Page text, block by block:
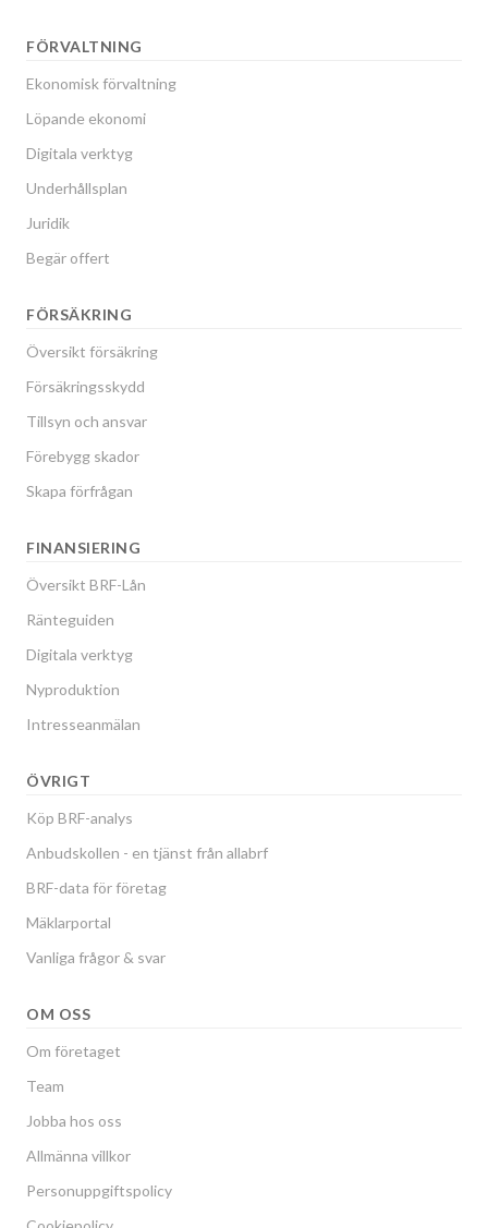
FÖRVALTNING
Ekonomisk förvaltning
Löpande ekonomi
Digitala verktyg
Underhållsplan
Juridik
Begär offert
FÖRSÄKRING
Översikt försäkring
Försäkringsskydd
Tillsyn och ansvar
Förebygg skador
Skapa förfrågan
FINANSIERING
Översikt BRF-Lån
Ränteguiden
Digitala verktyg
Nyproduktion
Intresseanmälan
ÖVRIGT
Köp BRF-analys
Anbudskollen - en tjänst från allabrf
BRF-data för företag
Mäklarportal
Vanliga frågor & svar
OM OSS
Om företaget
Team
Jobba hos oss
Allmänna villkor
Personuppgiftspolicy